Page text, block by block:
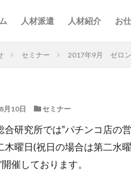
人材派遣 人材紹介 お
セミナー 2017年9月 ゼロ
月10日 セミナー
合研究所では‟パチンコ店の
木曜日(祝日の場合は第二水
開催しております。